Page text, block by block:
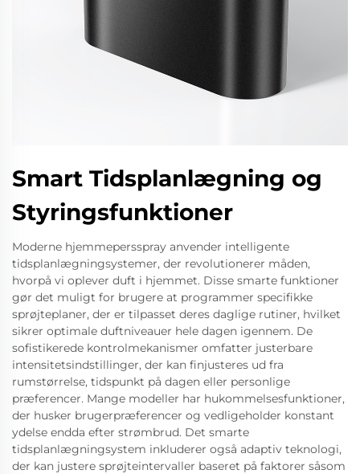
Smart Tidsplanlægning og
Styringsfunktioner
Moderne hjemmepersspray anvender intelligente
tidsplanlægningsystemer, der revolutionerer måden,
hvorpå vi oplever duft i hjemmet. Disse smarte funktioner
gør det muligt for brugere at programmer specifikke
sprøjteplaner, der er tilpasset deres daglige rutiner, hvilket
sikrer optimale duftniveauer hele dagen igennem. De
sofistikerede kontrolmekanismer omfatter justerbare
intensitetsindstillinger, der kan finjusteres ud fra
rumstørrelse, tidspunkt på dagen eller personlige
præferencer. Mange modeller har hukommelsesfunktioner,
der husker brugerpræferencer og vedligeholder konstant
ydelse endda efter strømbrud. Det smarte
tidsplanlægningsystem inkluderer også adaptiv teknologi,
der kan justere sprøjteintervaller baseret på faktorer såsom